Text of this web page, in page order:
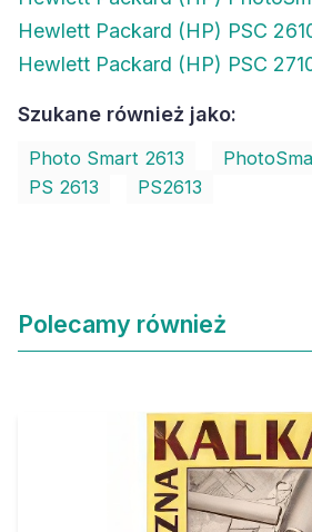
Hewlett Packard (HP) PSC
Hewlett Packard (HP) PSC
Szukane również jako:
Photo Smart 2613
PS 2613
PS2613
Polecamy również